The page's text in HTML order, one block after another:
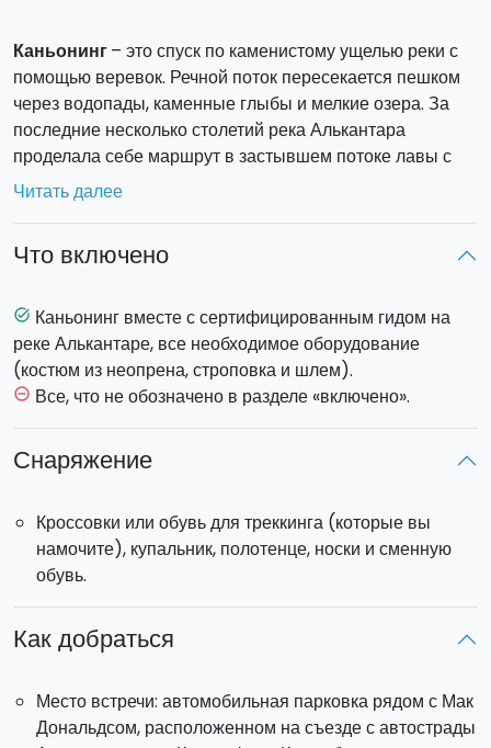
Каньонинг– это спуск по каменистому ущелью реки с
помощью веревок. Речной поток пересекается пешком
через водопады, каменные глыбы и мелкие озера. За
последние несколько столетий река Алькантара
проделала себе маршрут в застывшем потоке лавы с
Этны, тем самым создала уникальные, единственные в
своем роде пейзажи.
озер , в которых можно будет искупаться, а так же
В начале экскурсии участникам предоставят все
необходимое оборудование:костюм из неопрена,
строповку и шлем. Помимо этого каждый участник
полотенце, носки и сменную обувь. Далее вас ждет
технике безопасности и технике спуска на веревке, а так
же каждый участник лично попробует ее применить.
Продолжительность пешей экскурсии:
приблизительно 3 часа.
Читать далее
Что включено
task_alt Каньонинг вместе с сертифицированным гидом на
реке Алькантаре, все необходимое оборудование
(костюм из неопрена, строповка и шлем).
remove_circle_outline Все, что не обозначено в разделе «включено».
Снаряжение
Кроссовки или обувь для треккинга (которые вы
намочите), купальник, полотенце, носки и сменную
обувь.
Как добраться
Место встречи: автомобильная парковка рядом с Мак
Дональдсом, расположенном на съезде с автострады